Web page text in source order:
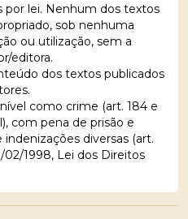
por lei. Nenhum dos textos
sob nenhuma
ou utilização, sem a
editora.
dos textos publicados
como crime (art. 184 e
com pena de prisão e
diversas (art.
02/1998, Lei dos Direitos